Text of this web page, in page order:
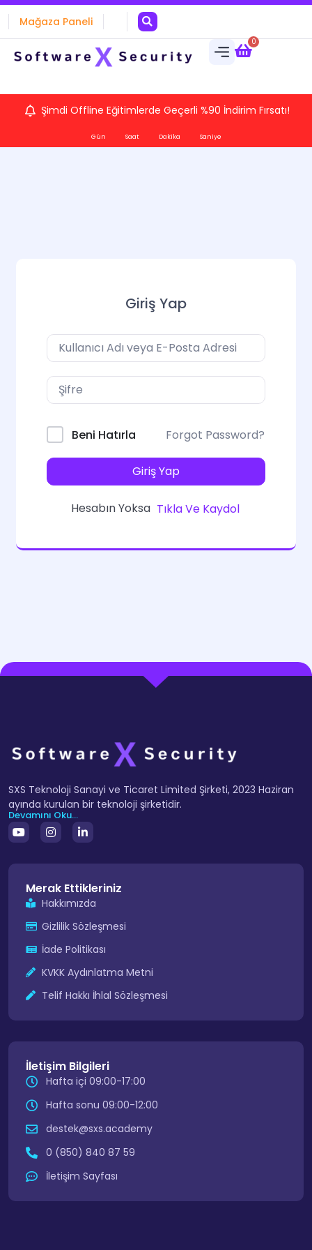
Mağaza Paneli
0
Şimdi Offline Eğitimlerde Geçerli %90 İndirim Fırsatı!
Gün Saat Dakika Saniye
Giriş Yap
Beni Hatırla Forgot Password?
Giriş Yap
Hesabın Yoksa Tıkla Ve Kaydol
SXS Teknoloji Sanayi ve Ticaret Limited Şirketi, 2023 Haziran
ayında kurulan bir teknoloji şirketidir.
Devamını Oku...
Merak Ettikleriniz
Hakkımızda
Gizlilik Sözleşmesi
İade Politikası
KVKK Aydınlatma Metni
Telif Hakkı İhlal Sözleşmesi
İletişim Bilgileri
Hafta içi 09:00-17:00
Hafta sonu 09:00-12:00
destek@sxs.academy
0 (850) 840 87 59
İletişim Sayfası